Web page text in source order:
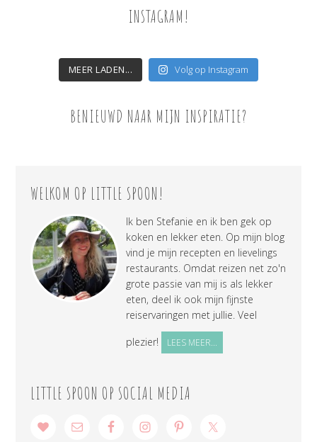
INSTAGRAM!
MEER LADEN... Volg op Instagram
BENIEUWD NAAR MIJN INSPIRATIE?
WELKOM OP LITTLE SPOON!
Ik ben Stefanie en ik ben gek op
koken en lekker eten. Op mijn blog
vind je mijn recepten en lievelings
restaurants. Omdat reizen net zo'n
grote passie van mij is als lekker
eten, deel ik ook mijn fijnste
reiservaringen met jullie. Veel
plezier!
LEES MEER...
LITTLE SPOON OP SOCIAL MEDIA